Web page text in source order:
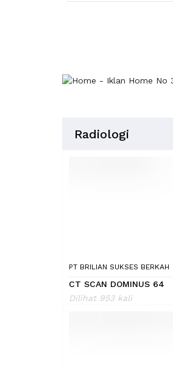
Radiologi
PT BRILIAN SUKSES BERKAH
CT SCAN DOMINUS 64
Dilihat 953 kali